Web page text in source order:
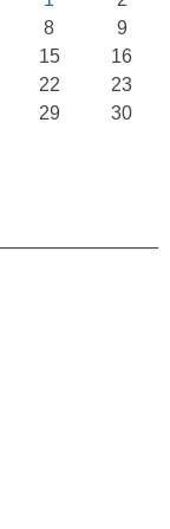
8
9
15
16
22
23
29
30